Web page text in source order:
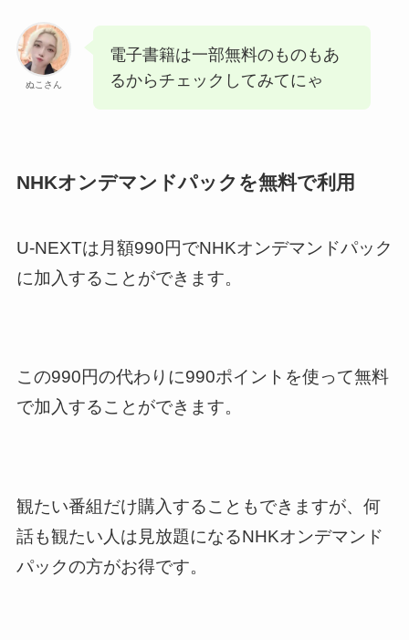
ぬこさん
電子書籍は一部無料のものもあ
るからチェックしてみてにゃ
NHKオンデマンドパックを無料で利用
U-NEXTは月額990円でNHKオンデマンドパック
に加入することができます。
この990円の代わりに990ポイントを使って無料
で加入することができます。
観たい番組だけ購入することもできますが、何
話も観たい人は見放題になるNHKオンデマンド
パックの方がお得です。